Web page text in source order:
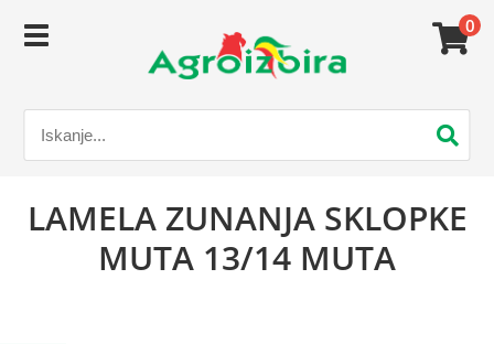
0
LAMELA ZUNANJA SKLOPKE
MUTA 13/14 MUTA